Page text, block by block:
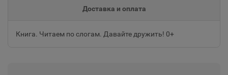
Доставка и оплата
Книга. Читаем по слогам. Давайте дружить! 0+